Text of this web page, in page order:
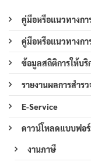
คู่มือหรือแนวทางก
คู่มือหรือแนวทางกา
ข้อมูลสถิติการให้บริ
รายงานผลการสำร
E-Service
ดาวน์โหลดแบบฟอ
งานภาษี